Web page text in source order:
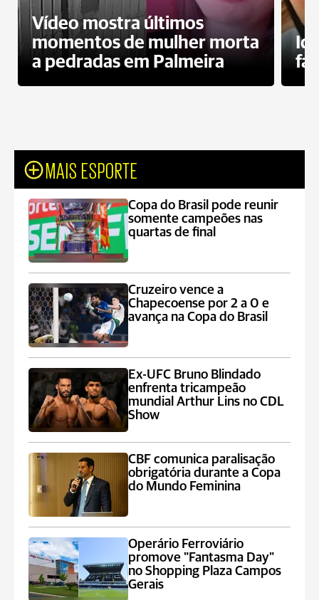
Vídeo mostra últimos
momentos de mulher morta
a pedradas em Palmeira
MAIS ESPORTE
Copa do Brasil pode reunir
somente campeões nas
quartas de final
Cruzeiro vence a
Chapecoense por 2 a 0 e
avança na Copa do Brasil
Ex-UFC Bruno Blindado
enfrenta tricampeão
mundial Arthur Lins no CDL
Show
CBF comunica paralisação
obrigatória durante a Copa
do Mundo Feminina
Operário Ferroviário
promove "Fantasma Day"
no Shopping Plaza Campos
Gerais